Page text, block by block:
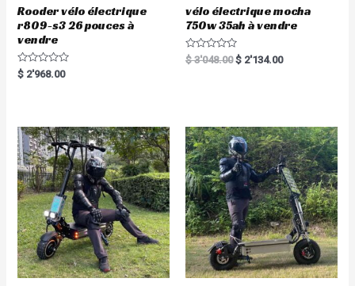
Rooder vélo électrique
r809-s3 26 pouces à
vendre
R
a
o
u
t
o
f
5
$ 2'968.00
vélo électrique mocha
750w 35ah à vendre
R
a
t
o
f
5
$3'048.00 $ 2'134.00